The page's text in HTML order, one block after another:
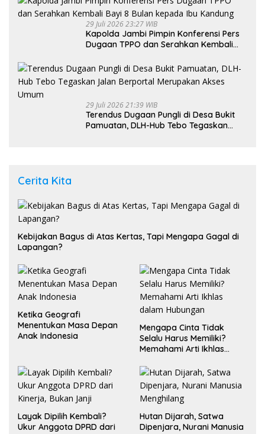
29 Juli 2026 23:27 WIB
Kapolda Jambi Pimpin Konferensi Pers
Dugaan TPPO dan Serahkan Kembali
29 Juli 2026 21:39 WIB
Terendus Dugaan Pungli di Desa Bukit
Pamuatan, DLH-Hub Tebo Tegaskan
Cerita Kita
Kebijakan Bagus di Atas Kertas, Tapi Mengapa Gagal di
Lapangan?
Ketika Geografi
Menentukan Masa Depan
Anak Indonesia
Mengapa Cinta Tidak
Selalu Harus Memiliki?
Memahami Arti Ikhlas
Layak Dipilih Kembali?
Ukur Anggota DPRD dari
Hutan Dijarah, Satwa
Dipenjara, Nurani Manusia